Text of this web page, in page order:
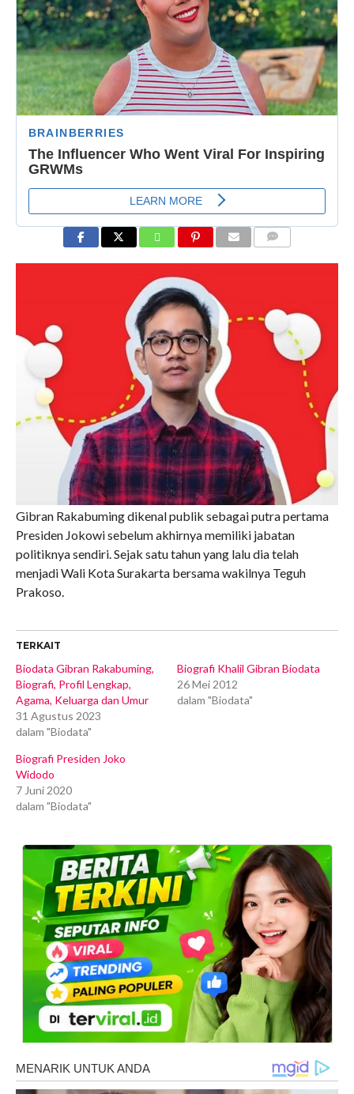
Gibran Rakabuming dikenal publik sebagai putra pertama
Presiden Jokowi sebelum akhirnya memiliki jabatan
politiknya sendiri. Sejak satu tahun yang lalu dia telah
menjadi Wali Kota Surakarta bersama wakilnya Teguh
Prakoso.
TERKAIT
Biodata Gibran Rakabuming,
Biografi, Profil Lengkap,
Agama, Keluarga dan Umur
31 Agustus 2023
dalam "Biodata"
Biografi Khalil Gibran Biodata
26 Mei 2012
dalam "Biodata"
Biografi Presiden Joko
Widodo
7 Juni 2020
dalam "Biodata"